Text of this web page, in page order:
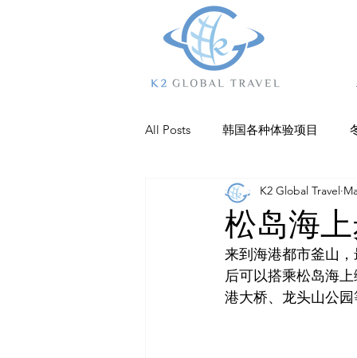
All Posts 韩国各种体验项目
江陵 杨平
巨济岛 济州美食
松岛海
K2 Global Travel
来到海港都市釜山
后可以搭乘松岛海
港大桥、龙头山公